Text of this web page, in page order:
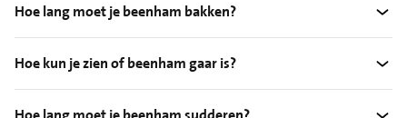
Hoe lang moet je beenham bakken?
Hoe kun je zien of beenham gaar is?